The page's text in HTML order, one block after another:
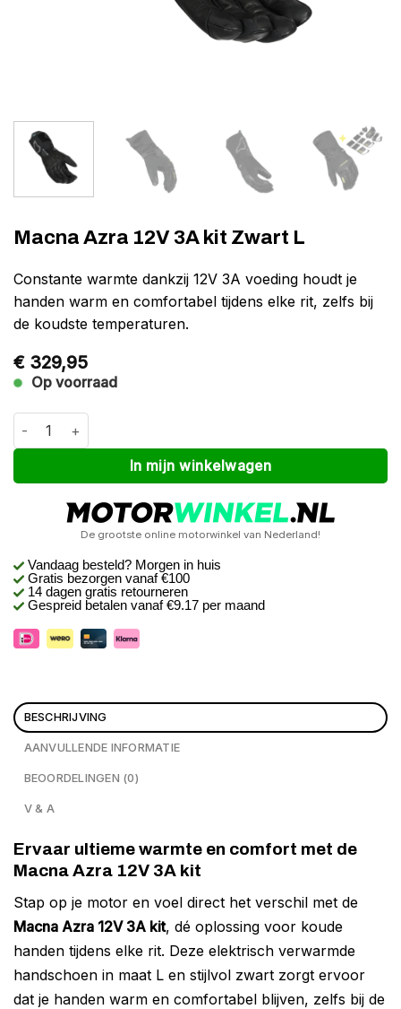
Macna Azra 12V 3A kit Zwart L
Constante warmte dankzij 12V 3A voeding houdt je
handen warm en comfortabel tijdens elke rit, zelfs bij
de koudste temperaturen.
€ 329,95
Op voorraad
Macna Azra 12V 3A kit Zwart L aantal
In mijn winkelwagen
Alternative:
De grootste online motorwinkel van Nederland!
Vandaag besteld? Morgen in huis
Gratis bezorgen vanaf €100
14 dagen gratis retourneren
Gespreid betalen vanaf €9.17 per maand
BESCHRIJVING
AANVULLENDE INFORMATIE
BEOORDELINGEN (0)
V & A
Ervaar ultieme warmte en comfort met de
Macna Azra 12V 3A kit
Stap op je motor en voel direct het verschil met de
Macna Azra 12V 3A kit, dé oplossing voor koude
handen tijdens elke rit. Deze elektrisch verwarmde
handschoen in maat L en stijlvol zwart zorgt ervoor
dat je handen warm en comfortabel blijven, zelfs bij de